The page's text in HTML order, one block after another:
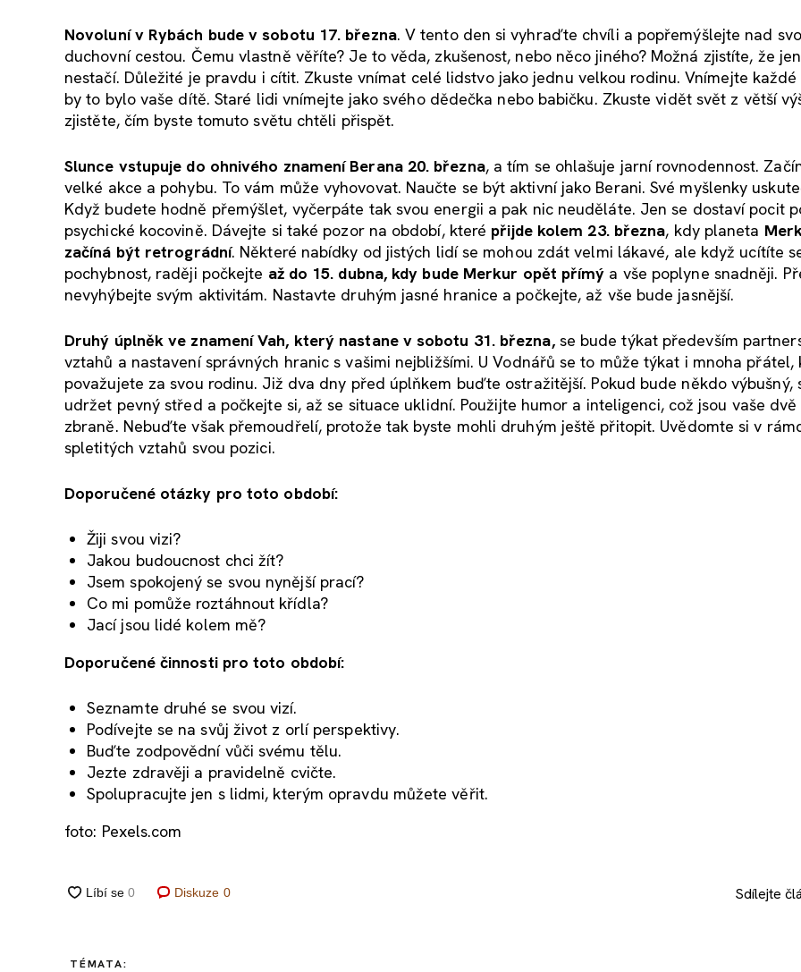
Novoluní v Rybách bude v sobotu 17. března. V tento den si vyhraďte chvíli a popřemýšlejte nad
duchovní cestou. Čemu vlastně věříte? Je to věda, zkušenost, nebo něco jiného? Možná zjistíte, že
nestačí. Důležité je pravdu i cítit. Zkuste vnímat celé lidstvo jako jednu velkou rodinu. Vnímejte
by to bylo vaše dítě. Staré lidi vnímejte jako svého dědečka nebo babičku. Zkuste vidět svět z větší
zjistěte, čím byste tomuto světu chtěli přispět.
Slunce vstupuje do ohnivého znamení Berana 20. března, a tím se ohlašuje jarní rovnodennost.
velké akce a pohybu. To vám může vyhovovat. Naučte se být aktivní jako Berani. Své myšlenky
Když budete hodně přemýšlet, vyčerpáte tak svou energii a pak nic neuděláte. Jen se dostaví pocit
psychické kocovině. Dávejte si také pozor na období, které přijde kolem 23. března, kdy planeta
začíná být retrográdní. Některé nabídky od jistých lidí se mohou zdát velmi lákavé, ale když ucítíte
pochybnost, raději počkejte až do 15. dubna, kdy bude Merkur opět přímý a vše poplyne snadněji.
nevyhýbejte svým aktivitám. Nastavte druhým jasné hranice a počkejte, až vše bude jasnější.
Druhý úplněk ve znamení Vah, který nastane v sobotu 31. března,se bude týkat především
vztahů a nastavení správných hranic s vašimi nejbližšími. U Vodnářů se to může týkat i mnoha přátel,
považujete za svou rodinu. Již dva dny před úplňkem buďte ostražitější. Pokud bude někdo výbušný,
udržet pevný střed a počkejte si, až se situace uklidní. Použijte humor a inteligenci, což jsou vaše
zbraně. Nebuďte však přemoudřelí, protože tak byste mohli druhým ještě přitopit. Uvědomte si v
spletitých vztahů svou pozici.
Doporučené otázky pro toto období:
Žiji svou vizi?
Jakou budoucnost chci žít?
Jsem spokojený se svou nynější prací?
Co mi pomůže roztáhnout křídla?
Jací jsou lidé kolem mě?
Doporučené činnosti pro toto období:
Seznamte druhé se svou vizí.
Podívejte se na svůj život z orlí perspektivy.
Buďte zodpovědní vůči svému tělu.
Jezte zdravěji a pravidelně cvičte.
Spolupracujte jen s lidmi, kterým opravdu můžete věřit.
foto: Pexels.com
Diskuze 0 Sdílejte
TÉMATA: